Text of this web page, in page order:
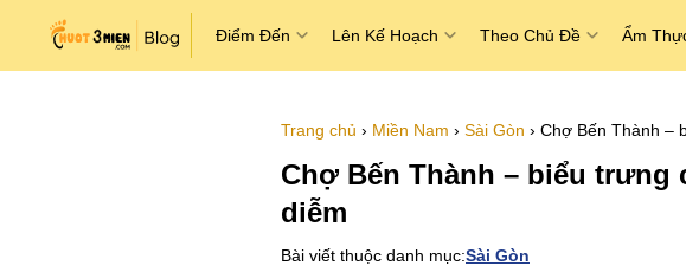
Điểm Đến Lên Kế Hoạch Theo Chủ Đề Ẩm
Trang chủ › Miền Nam › Sài Gòn › Chợ Bến Thành –
Chợ Bến Thành – biểu trưng
diễm
Bài viết thuộc danh mục:Sài Gòn